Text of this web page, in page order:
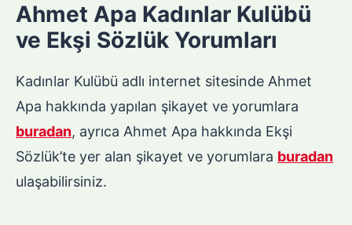
Ahmet Apa Kadınlar Kulübü
ve Ekşi Sözlük Yorumları
Kadınlar Kulübü adlı internet sitesinde Ahmet
Apa hakkında yapılan şikayet ve yorumlara
buradan, ayrıca Ahmet Apa hakkında Ekşi
Sözlük’te yer alan şikayet ve yorumlara buradan
ulaşabilirsiniz.